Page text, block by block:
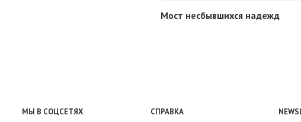
Мост несбывшихся надежд
МЫ В СОЦСЕТЯХ СПРАВКА